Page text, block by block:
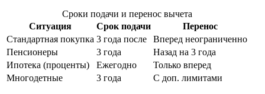
Сроки подачи и перенос вычета
Ситуация
Срок подачи
Перенос
Стандартная покупка 3 года после
Вперед неограниченно
Пенсионеры
3 года
Назад на 3 года
Ипотека (проценты)
Ежегодно
Только вперед
Многодетные
3 года С доп. лимитами